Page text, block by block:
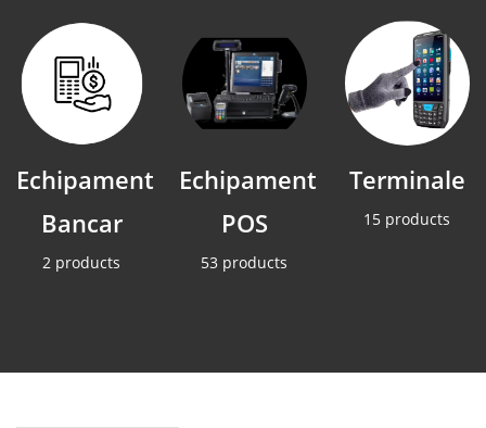
Echipament
Bancar
2 products
Echipament
POS
53 products
Terminale
15 products